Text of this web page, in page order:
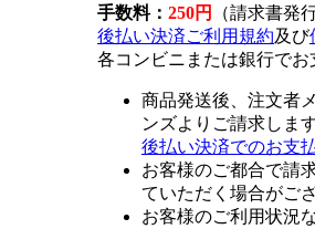
手数料： 250円
（請求書発
後払い決済ご利用規約及び
各コンビニまたは銀行でお
商品発送後、注文者
ンズよりご請求しま
後払い決済でのお支
お客様のご都合で請
ていただく場合がご
お客様のご利用状況